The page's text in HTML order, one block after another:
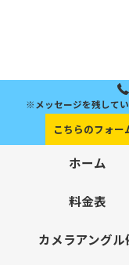
※メッセージを残してい
こちらのフォー
ホーム
料金表
カメラアングル